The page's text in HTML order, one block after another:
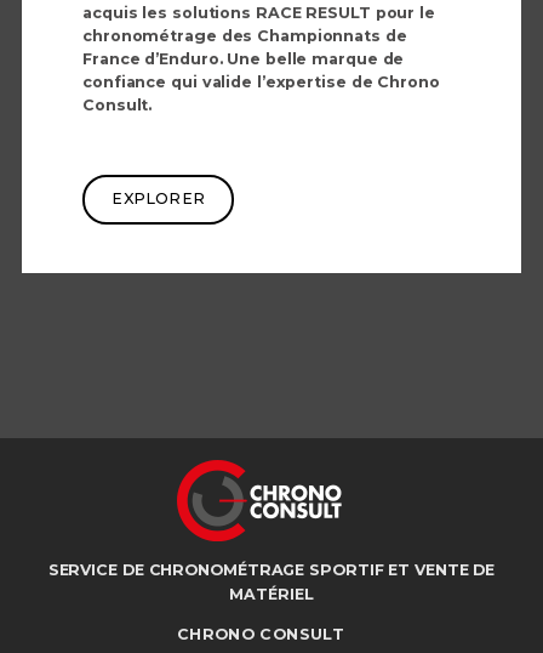
acquis les solutions RACE RESULT pour le
chronométrage des Championnats de
France d’Enduro. Une belle marque de
confiance qui valide l’expertise de Chrono
Consult.
EXPLORER
SERVICE DE CHRONOMÉTRAGE SPORTIF ET VENTE DE
MATÉRIEL
CHRONO CONSULT